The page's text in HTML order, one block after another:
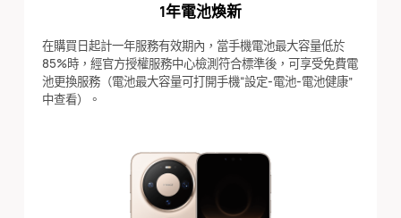
1年電池煥新
在購買日起計一年服務有效期內，當手機電池最大容量低於
85%時，經官方授權服務中心檢測符合標準後，可享受免費電
池更換服務（電池最大容量可打開手機“設定-電池-電池健康”
中查看）。